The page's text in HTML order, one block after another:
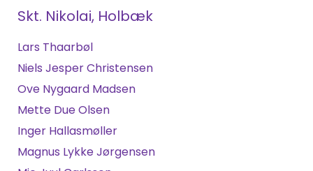
Skt. Nikolai, Holbæk
Lars Thaarbøl
Niels Jesper Christensen
Ove Nygaard Madsen
Mette Due Olsen
Inger Hallasmøller
Magnus Lykke Jørgensen